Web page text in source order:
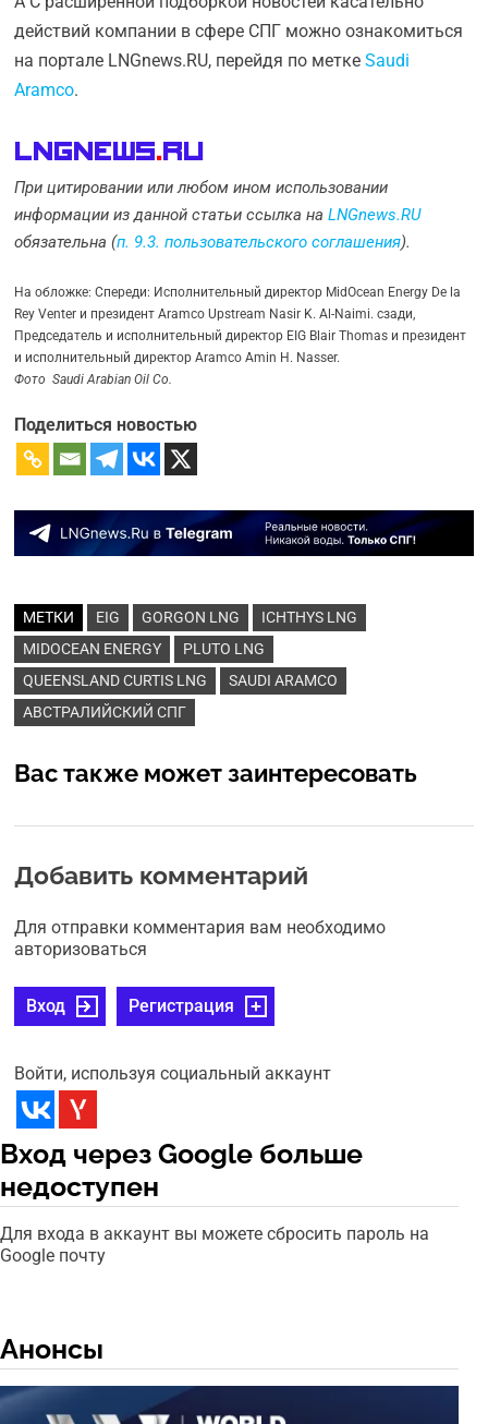
действий компании в сфере СПГ можно ознакомиться
на портале LNGnews.RU, перейдя по меткеSaudi
Aramco.
LNGnews. Ru
При цитировании или любом ином использовании
информации из данной статьи ссылка наLNGnews.RU
обязательна (п. 9.3. пользовательского соглашения).
На обложке: Спереди: Исполнительный директор MidOcean Energy De la
Rey Venter и президент Aramco Upstream Nasir K. Al-Naimi. сзади,
Председатель и исполнительный директор EIG Blair Thomas и президент
и исполнительный директор Aramco Amin H. Nasser.
Фото Saudi Arabian Oil Co.
Поделиться новостью
МЕТКИ EIG GORGON LNG
ICHTHYS LNG
MIDOCEAN ENERGY
PLUTO LNG
QUEENSLAND CURTIS LNG
SAUDI ARAMCO
АВСТРАЛИЙСКИЙ СПГ
Вас также может заинтересовать
Добавить комментарий
Для отправки комментария вам необходимо
авторизоваться
Вход Регистрация
Войти, используя социальный аккаунт
Вход через Google больше
недоступен
Для входа в аккаунт вы можете сбросить пароль на
Google почту
Анонсы